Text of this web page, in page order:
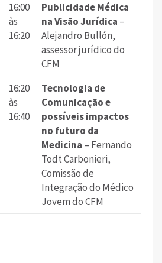
16:00
às
16:20
Publicidade Médica
na Visão Jurídica –
Alejandro Bullón,
assessor jurídico do
CFM
16:20
às
16:40
Tecnologia de
Comunicação e
possíveis impactos
no futuro da
Medicina – Fernando
Todt Carbonieri,
Comissão de
Integração do Médico
Jovem do CFM